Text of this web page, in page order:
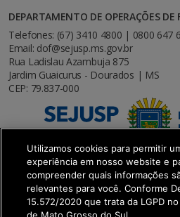
DEPARTAMENTO DE OPERAÇÕES DE
Telefones: (67) 3410 4800 | 0800 647
Email: dof@sejusp.ms.gov.br
Rua Ladislau Azambuja 875
Jardim Guaicurus - Dourados | MS
CEP: 79.837-000
Utilizamos cookies para permitir
experiência em nosso website e
compreender quais informações
relevantes para você. Conforme
15.572/2020 que trata da LGPD